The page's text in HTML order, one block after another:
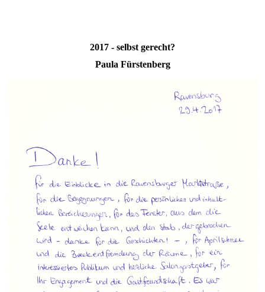
2017 - selbst gerecht?
Paula Fürstenberg